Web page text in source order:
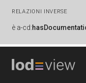
RELAZIONI INVERSE
è a-cd: